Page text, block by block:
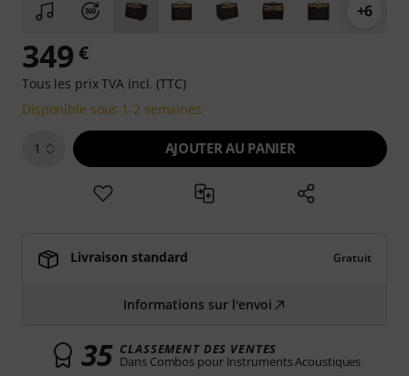
+6
349 €
Tous les prix TVA incl. (TTC)
Disponible sous 1-2 semaines
1 AJOUTER AU PANIER
Livraison standard Gratuit
Informations sur l'envoi
35 CLASSEMENT DES VENTES
Dans Combos pour Instruments Acoustiques